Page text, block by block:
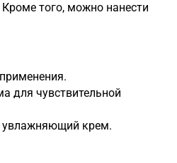
того, можно нанести
для чувствительной
увлажняющий крем.